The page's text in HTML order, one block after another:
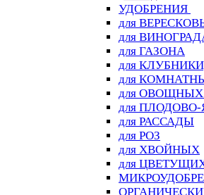
УДОБРЕНИЯ
для
для
для ГАЗОНА
для
для
для ОВОЩНЫХ
для
для РАССАДЫ
для РОЗ
для ХВОЙНЫХ
для